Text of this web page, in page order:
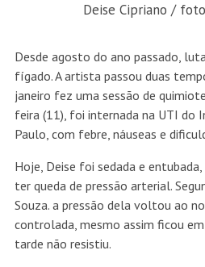
Deise Cipriano /
Desde agosto do ano passado,
fígado. A artista passou duas
janeiro fez uma sessão de
feira (11), foi internada na UTI do
Paulo, com febre, náuseas e
Hoje, Deise foi sedada e
ter queda de pressão arterial.
Souza. a pressão dela voltou ao
controlada, mesmo assim ficou
tarde não resistiu.